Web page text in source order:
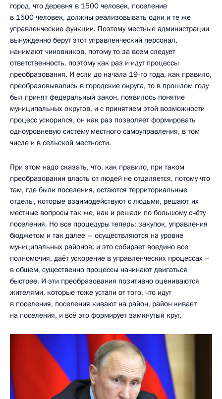
город, что деревня в 1500 человек, поселение
в 1500 человек, должны реализовывать одни и те же
управленческие функции. Поэтому местные администрации
вынужденно берут этот управленческий персонал,
нанимают чиновников, потому то за всем следует
ответственность, поэтому как раз и идут процессы
преобразования. И если до начала 19-го года, как правило,
преобразовывались в городские округа, то в прошлом году
был принят федеральный закон, появилось понятие
муниципальных округов, и с принятием этой возможности
процесс ускорился, он как раз позволяет формировать
одноуровневую систему местного самоуправления, в том
числе и в сельской местности.
При этом надо сказать, что, как правило, при таком
преобразовании власть от людей не отдаляется, потому что
там, где были поселения, остаются территориальные
отделы, которые взаимодействуют с людьми, решают их
местные вопросы так же, как и решали по большому счёту
поселения. Но все процедуры теперь: закупок, управления
бюджетом и так далее – осуществляются на уровне
муниципальных районов; и это собирает воедино все
полномочия, даёт ускорение в управленческих процессах –
в общем, существенно процессы начинают двигаться
быстрее. И эти преобразования позитивно оцениваются
жителями, которые тоже устали от того, что идут
в поселения, поселения кивают на район, район кивает
на поселения, и всё это формирует замкнутый круг.